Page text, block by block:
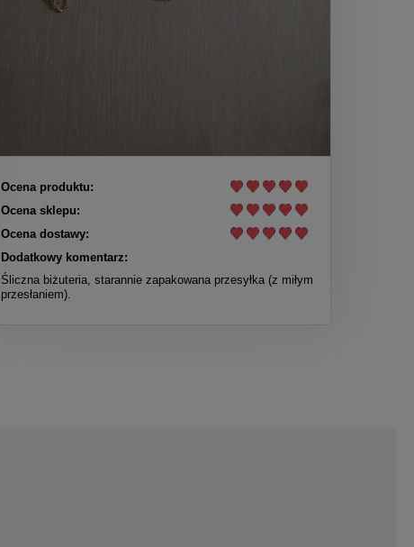
Ocena produktu:
Ocena sklepu:
Ocena dostawy:
Dodatkowy komentarz:
Śliczna biżuteria, starannie zapakowana przesyłka (z miłym
przesłaniem).